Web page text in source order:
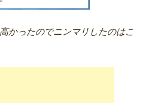
かったのでニンマリしたのはこ